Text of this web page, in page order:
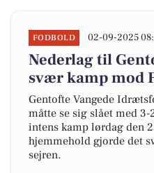
FODBOLD 02-09-2025
Nederlag til
svær kamp mod
Gentofte Vangede
måtte se sig slået med
intens kamp lørdag den
hjemmehold gjorde det
sejren.